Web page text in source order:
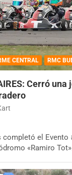
CENTRAL RMC
Cerró una
completó el Evento
«Ramiro